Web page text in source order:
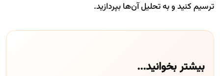
ترسیم کنید و به تحلیل آن‌ها بپردازید.
بیشتر بخوانید...